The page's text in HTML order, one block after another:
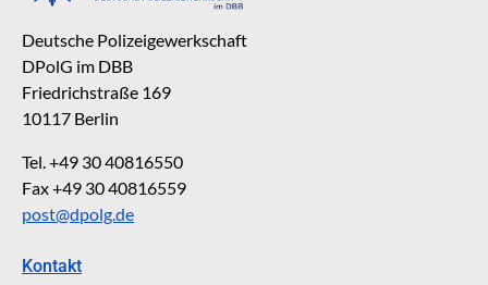
Deutsche Polizeigewerkschaft
DPolG im DBB
Friedrichstraße 169
10117 Berlin
Tel. +49 30 40816550
Fax +49 30 40816559
post@dpolg.de
Kontakt